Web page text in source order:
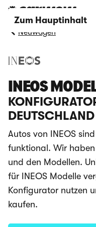
Zum Hauptinhalt
Neuwagen
INEOS
DEUTSCHLAND
Autos von INEOS
funktional. Wir
und den Modellen.
für INEOS Modelle
Konfigurator nutzen
kaufen.